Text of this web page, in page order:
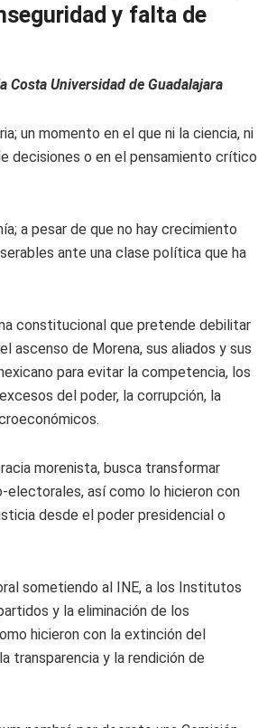
y falta de
Costa Universidad de Guadalajara
un momento en el que ni la ciencia, ni
decisiones o en el pensamiento crítico
a pesar de que no hay crecimiento
ante una clase política que ha
constitucional que pretende debilitar
ascenso de Morena, sus aliados y sus
para evitar la competencia, los
del poder, la corrupción, la
morenista, busca transformar
así como lo hicieron con
desde el poder presidencial o
sometiendo al INE, a los Institutos
y la eliminación de los
hicieron con la extinción del
transparencia y la rendición de